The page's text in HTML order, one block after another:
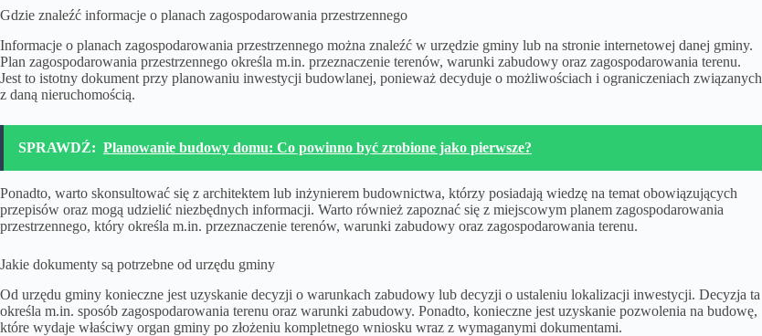
Gdzie znaleźć informacje o planach zagospodarowania przestrzennego
Informacje o planach zagospodarowania przestrzennego można znaleźć w urzędzie gminy lub na stronie internetowej danej gminy.
Plan zagospodarowania przestrzennego określa m.in. przeznaczenie terenów, warunki zabudowy oraz zagospodarowania terenu.
Jest to istotny dokument przy planowaniu inwestycji budowlanej, ponieważ decyduje o możliwościach i ograniczeniach związanych
z daną nieruchomością.
SPRAWDŹ: Planowanie budowy domu: Co powinno być zrobione jako pierwsze?
Ponadto, warto skonsultować się z architektem lub inżynierem budownictwa, którzy posiadają wiedzę na temat obowiązujących
przepisów oraz mogą udzielić niezbędnych informacji. Warto również zapoznać się z miejscowym planem zagospodarowania
przestrzennego, który określa m.in. przeznaczenie terenów, warunki zabudowy oraz zagospodarowania terenu.
Jakie dokumenty są potrzebne od urzędu gminy
Od urzędu gminy konieczne jest uzyskanie decyzji o warunkach zabudowy lub decyzji o ustaleniu lokalizacji inwestycji. Decyzja ta
określa m.in. sposób zagospodarowania terenu oraz warunki zabudowy. Ponadto, konieczne jest uzyskanie pozwolenia na budowę,
które wydaje właściwy organ gminy po złożeniu kompletnego wniosku wraz z wymaganymi dokumentami.